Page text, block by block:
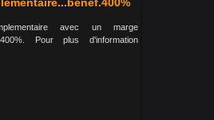
avec un marge
Pour plus d'information